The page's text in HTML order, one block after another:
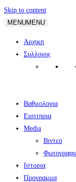
Skip to content
MENUMENU
Αρχικη
Συλλογος
Βαθμολογια
Εισιτηρια
Media
Βιντεο
Ιστορια
Πρoγραμμα